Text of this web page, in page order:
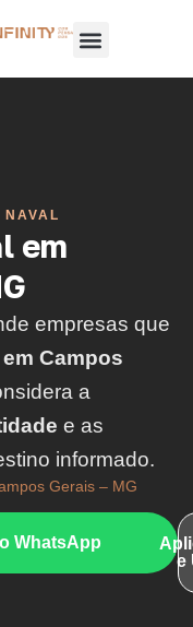
NAVAL
em
empresas que
Campos
a
e as
informado.
Gerais – MG
WhatsApp
e